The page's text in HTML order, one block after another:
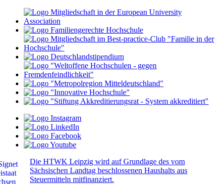
Die HTWK Leipzig wird auf Grundlage des vom
Sächsischen Landtag beschlossenen Haushalts aus
Steuermitteln mitfinanziert.